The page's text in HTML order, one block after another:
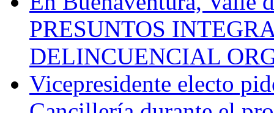
PRESUNTOS
DELINCUENCIAL
Vicepresidente electo